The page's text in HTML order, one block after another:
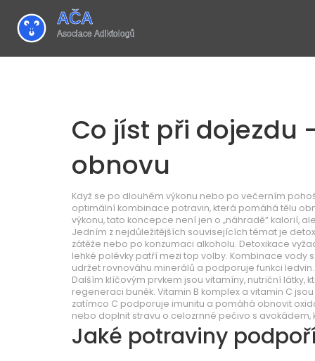
Co jíst při dojezdu
obnovu
Když se po dlouhém výkonu nebo po večerním
optimální kombinace potravin, která pomáhá tělu
výkonu, tato koncepce není jen o „náhradě“ kalorií,
Jedním z nejdůležitějších souvisejících témat je
zátěže nebo po konzumaci alkoholu. Detoxikace
lehké polévky patří mezi top volby. Kombinace
udržet rovnováhu minerálů a podporuje funkci ledvin.
Dalším klíčovým prvkem jsou vitamíny, nutriční látky,
regeneraci buněk. Vitamin B komplex a vitamin C
zatímco C podporuje imunitu a pomáhá obnovit
nebo doplnit stravu o celozrnné pečivo s avokádem,
Jaké potraviny